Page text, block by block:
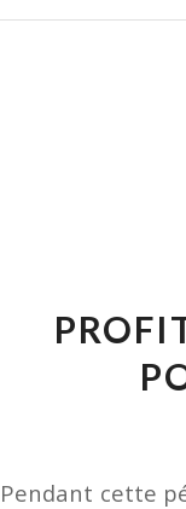
Pendant cette